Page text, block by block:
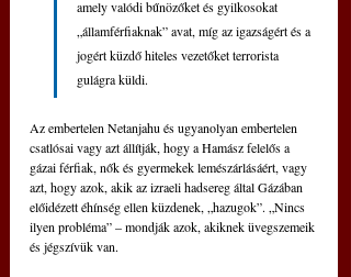
amely valódi bűnözőket és gyilkosokat
„államférfiaknak” avat, míg az igazságért és a
jogért küzdő hiteles vezetőket terrorista
gulágra küldi.
Az embertelen Netanjahu és ugyanolyan embertelen
csatlósai vagy azt állítják, hogy a Hamász felelős a
gázai férfiak, nők és gyermekek lemészárlásáért, vagy
azt, hogy azok, akik az izraeli hadsereg által Gázában
előidézett éhínség ellen küzdenek, „hazugok”. „Nincs
ilyen probléma” – mondják azok, akiknek üvegszemeik
és jégszívük van.